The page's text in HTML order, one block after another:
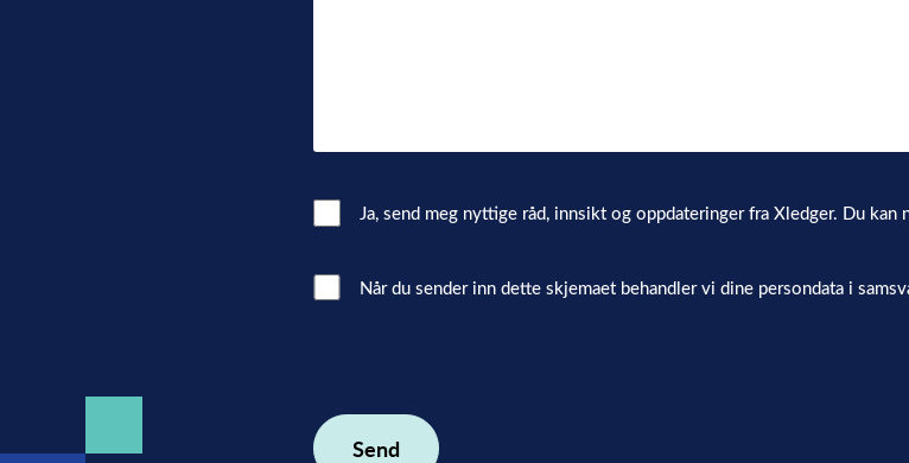
EmailJa, send meg nyttige råd, innsikt og oppdateringer fra Xledger. Du
Interacted
Når du sender inn dette skjemaet behandler vi dine persondata i